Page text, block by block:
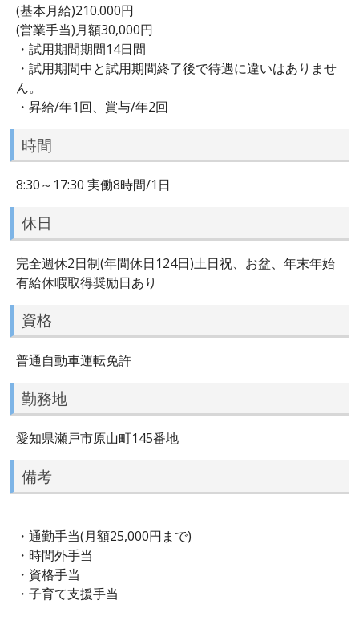
(基本月給)210.000円
(営業手当)月額30,000円
・試用期間期間14日間
・試用期間中と試用期間終了後で待遇に違いはありませ
ん。
・昇給/年1回、賞与/年2回
時間
8:30～17:30 実働8時間/1日
休日
完全週休2日制(年間休日124日)土日祝、お盆、年末年始
有給休暇取得奨励日あり
資格
普通自動車運転免許
勤務地
愛知県瀬戸市原山町145番地
備考
・通勤手当(月額25,000円まで)
・時間外手当
・資格手当
・子育て支援手当